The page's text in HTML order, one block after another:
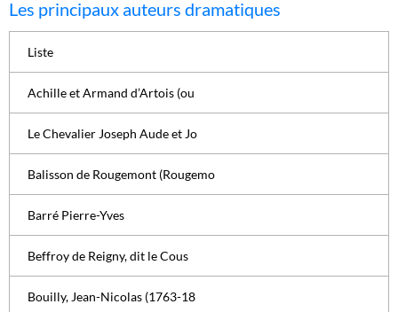
Les principaux auteurs dramatiques
Liste
Achille et Armand d’Artois (ou
Le Chevalier Joseph Aude et Jo
Balisson de Rougemont (Rougemo
Barré Pierre-Yves
Beffroy de Reigny, dit le Cous
Bouilly, Jean-Nicolas (1763-18